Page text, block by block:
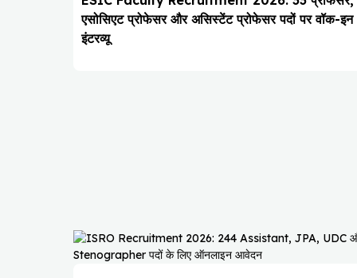
एसोसिएट प्रोफेसर और असिस्टेंट प्रोफेसर पदों पर वॉक-इन
इंटरव्यू